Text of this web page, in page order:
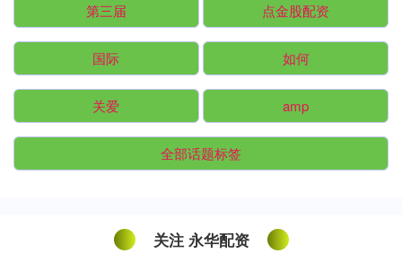
第三届 点金股配资
国际 如何
关爱 amp
全部话题标签
关注 永华配资